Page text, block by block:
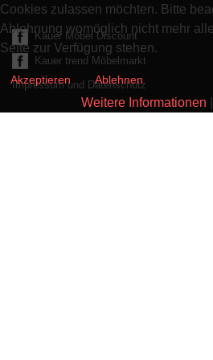
Cookies zulassen möchten. Bitte
Ablehnung womöglich nicht mehr
Seite zur Verfügung stehen.
Akzeptieren Ablehnen
Weitere Informationen
Kauer Möbel Discount
Kauer trend Möbelmarkt
Impressum und Datenschutz